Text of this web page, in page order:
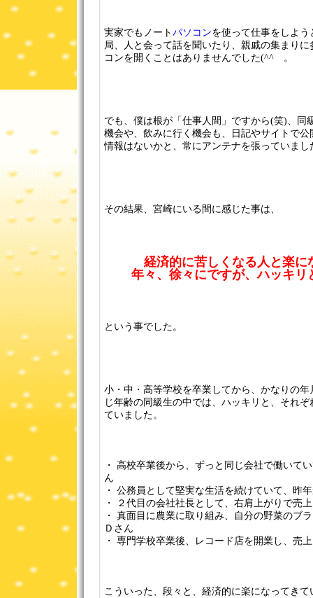
実家でもノート パソコンを使って仕事をしよ
局、人と会って話を聞いたり、親戚の集まり
コンを開くことはありませんでした(^^ゞ。
でも、僕は根が「仕事人間」ですから(笑)、同
機会や、飲みに行く機会も、日記やサイトで
情報はないかと、常にアンテナを張っていまし
その結果、宮崎にいる間に感じた事は、
経済的に苦しくなる人と楽に
年々、徐々にですが、ハッキリ
という事でした。
小・中・高等学校を卒業してから、かなりの
じ年齢の同級生の中では、ハッキリと、それ
ていました。
・ 高校卒業後から、ずっと同じ会社で働いて
ん
・ 公務員として堅実な生活を続けていて、昨
・ ２代目の会社社長として、右肩上がりで売
・ 真面目に農業に取り組み、自分の野菜のブ
Ｄさん
・ 専門学校卒業後、レコード店を開業し、売
こういった、段々と、経済的に楽になってき